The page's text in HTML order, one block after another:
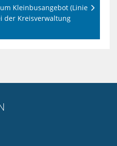
Kleinbusangebot (Linie
der Kreisverwaltung